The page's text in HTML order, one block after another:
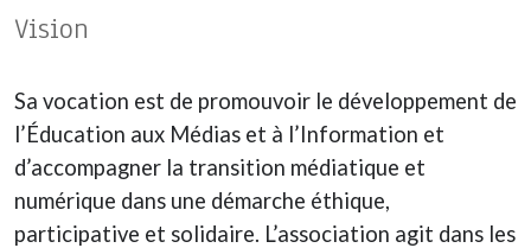
Vision
Sa vocation est de promouvoir le développement de
l’Éducation aux Médias et à l’Information et
d’accompagner la transition médiatique et
numérique dans une démarche éthique,
participative et solidaire. L’association agit dans les